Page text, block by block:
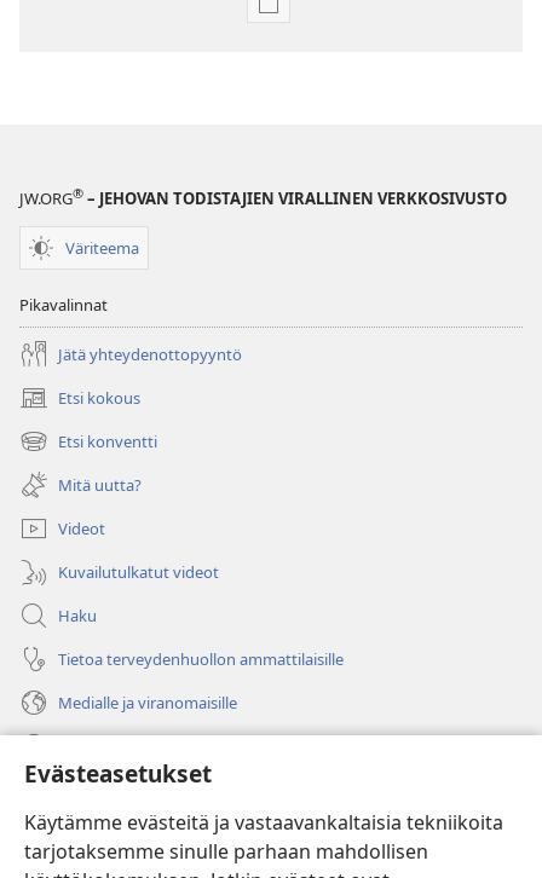
Evästeasetukset
Käytämme evästeitä ja vastaavankaltaisia tekniikoita
tarjotaksemme sinulle parhaan mahdollisen
Julkaisujen
2000
JW.ORG® – JEHOVAN TODISTAJIEN VIRALLINEN VERKKOSIVUSTO
Väriteema
Pikavalinnat
Jätä yhteydenottopyyntö
Etsi kokous
(avaa
uuden
ikkunan)
Etsi konventti
(avaa
uuden
ikkunan)
Mitä uutta?
Videot
Kuvailutulkatut videot
Haku
Tietoa terveydenhuollon ammattilaisille
Medialle ja viranomaisille
(avaa
uuden
ikkunan)